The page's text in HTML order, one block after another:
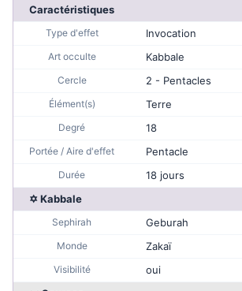
Caractéristiques
Type d'effet Invocation
Art occulte Kabbale
Cercle 2 - Pentacles
Élément(s) Terre
Degré 18
Portée / Aire d'effet Pentacle
Durée
18 jours
✡ Kabbale
Sephirah Geburah
Monde Zakaï
Visibilité
oui